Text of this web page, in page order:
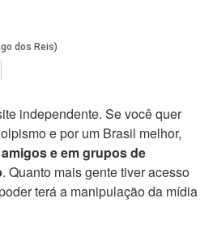
independente. Se você quer
e por um Brasil melhor,
e em grupos de
. Quanto mais gente tiver acesso
terá a manipulação da mídia